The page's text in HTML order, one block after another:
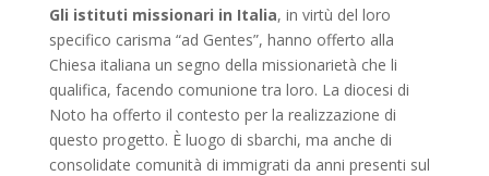
Gli istituti missionari in Italia, in virtù del loro
specifico carisma “ad Gentes”, hanno offerto alla
Chiesa italiana un segno della missionarietà che li
qualifica, facendo comunione tra loro. La diocesi di
Noto ha offerto il contesto per la realizzazione di
questo progetto. È luogo di sbarchi, ma anche di
consolidate comunità di immigrati da anni presenti sul